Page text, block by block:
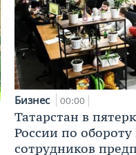
Бизнес 00:00
Татарстан в
России по обороту
сотрудников